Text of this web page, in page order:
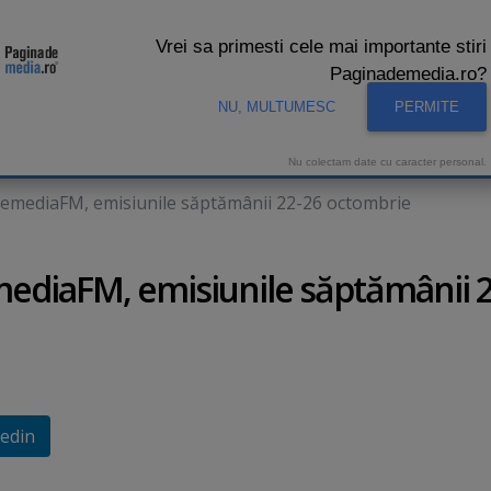
emisiunile săptămânii 22-26 octombrie
emisiunile săptămânii
Vrei sa primesti cele mai importante stiri
Paginademedia.ro?
NU, MULTUMESC PERMITE
Nu colectam date cu caracter personal.